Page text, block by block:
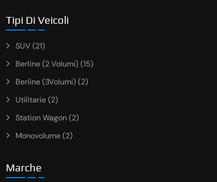
Tipi Di Veicoli
SUV (21)
Berline (2 Volumi) (15)
Berline (3Volumi) (2)
Utilitarie (2)
Station Wagon (2)
Monovolume (2)
Marche